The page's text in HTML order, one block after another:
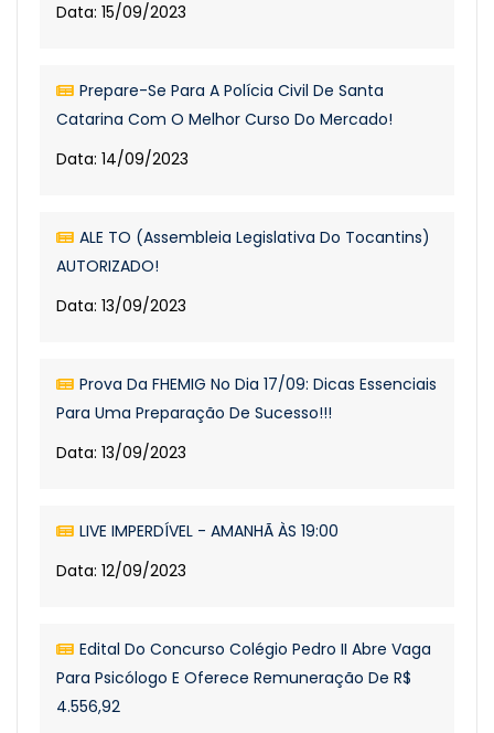
Data: 15/09/2023
Prepare-Se Para A Polícia Civil De Santa
Catarina Com O Melhor Curso Do Mercado!
Data: 14/09/2023
ALE TO (Assembleia Legislativa Do Tocantins)
AUTORIZADO!
Data: 13/09/2023
Prova Da FHEMIG No Dia 17/09: Dicas Essenciais
Para Uma Preparação De Sucesso!!!
Data: 13/09/2023
LIVE IMPERDÍVEL - AMANHÃ ÀS 19:00
Data: 12/09/2023
Edital Do Concurso Colégio Pedro II Abre Vaga
Para Psicólogo E Oferece Remuneração De R$
4.556,92